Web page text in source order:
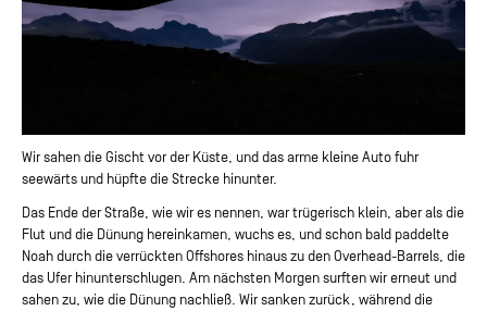
Wir sahen die Gischt vor der Küste, und das arme kleine Auto fuhr
seewärts und hüpfte die Strecke hinunter.
Das Ende der Straße, wie wir es nennen, war trügerisch klein, aber als die
Flut und die Dünung hereinkamen, wuchs es, und schon bald paddelte
Noah durch die verrückten Offshores hinaus zu den Overhead-Barrels, die
das Ufer hinunterschlugen. Am nächsten Morgen surften wir erneut und
sahen zu, wie die Dünung nachließ. Wir sanken zurück, während die